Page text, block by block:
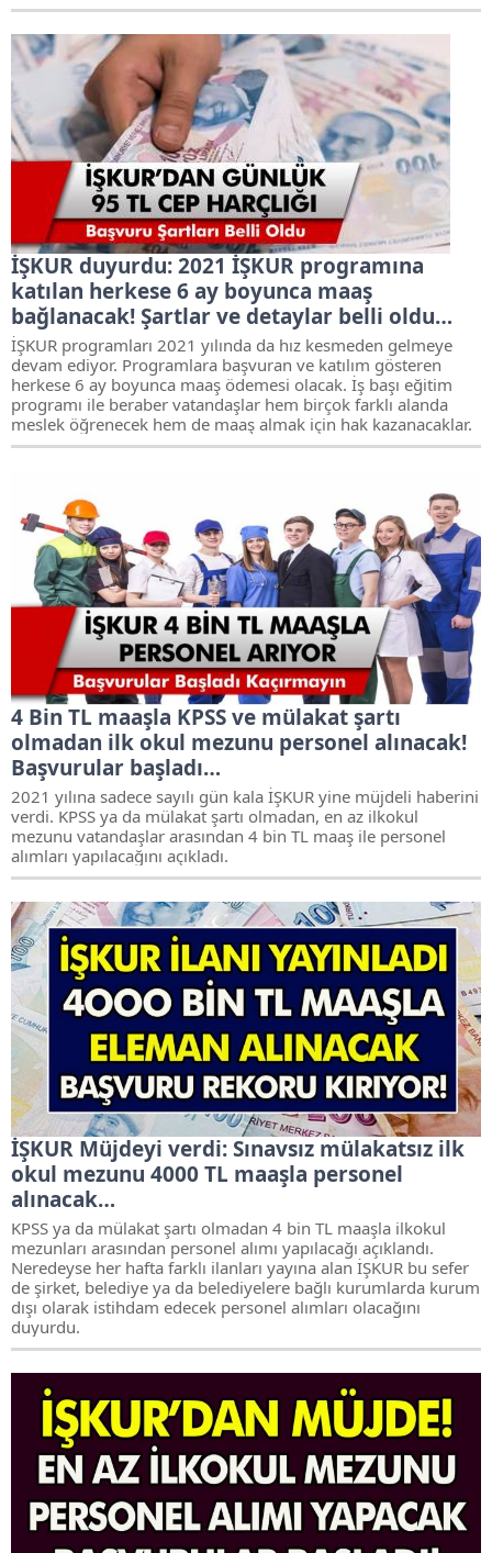
İŞKUR duyurdu: 2021 İŞKUR programına
katılan herkese 6 ay boyunca maaş
bağlanacak! Şartlar ve detaylar belli oldu…
İŞKUR programları 2021 yılında da hız kesmeden gelmeye
devam ediyor. Programlara başvuran ve katılım gösteren
herkese 6 ay boyunca maaş ödemesi olacak. İş başı eğitim
programı ile beraber vatandaşlar hem birçok farklı alanda
meslek öğrenecek hem de maaş almak için hak kazanacaklar.
4 Bin TL maaşla KPSS ve mülakat şartı
olmadan ilk okul mezunu personel alınacak!
Başvurular başladı…
2021 yılına sadece sayılı gün kala İŞKUR yine müjdeli haberini
verdi. KPSS ya da mülakat şartı olmadan, en az ilkokul
mezunu vatandaşlar arasından 4 bin TL maaş ile personel
alımları yapılacağını açıkladı.
İŞKUR Müjdeyi verdi: Sınavsız mülakatsız ilk
okul mezunu 4000 TL maaşla personel
alınacak…
KPSS ya da mülakat şartı olmadan 4 bin TL maaşla ilkokul
mezunları arasından personel alımı yapılacağı açıklandı.
Neredeyse her hafta farklı ilanları yayına alan İŞKUR bu sefer
de şirket, belediye ya da belediyelere bağlı kurumlarda kurum
dışı olarak istihdam edecek personel alımları olacağını
duyurdu.